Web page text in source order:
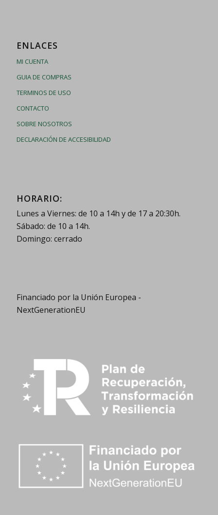
ENLACES
MI CUENTA
GUIA DE COMPRAS
TERMINOS DE USO
CONTACTO
SOBRE NOSOTROS
DECLARACIÓN DE ACCESIBILIDAD
HORARIO:
Lunes a Viernes: de 10 a 14h y de 17 a 20:30h.
Sábado: de 10 a 14h.
Domingo: cerrado
Financiado por la Unión Europea -
NextGenerationEU